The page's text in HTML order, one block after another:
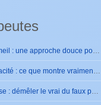
Hypnose pour sommeil : une approche douce pour retrouver des nuits sereines
Idées reçues hypnose : démêler le vrai du faux pour se rassurer